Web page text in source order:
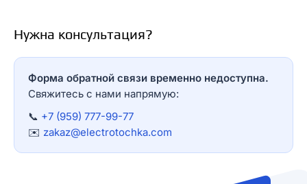
Нужна консультация?
Форма обратной связи временно недоступна.
Свяжитесь с нами напрямую:
📞 +7 (959) 777-99-77
✉️ zakaz@electrotochka.com